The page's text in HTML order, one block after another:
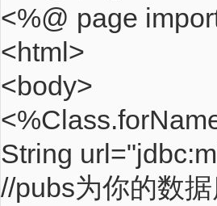
<%@ page
<html>
<body>
String
//pubs为你的数据